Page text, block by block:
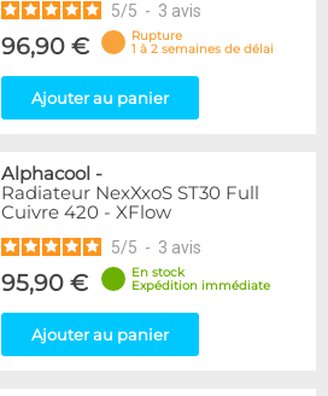
5/5 - 3 avis
96,90 €
Rupture
1 à 2 semaines de délai
Ajouter au panier
Alphacool -
Radiateur NexXxoS ST30 Full
Cuivre 420 - XFlow
5/5 - 3 avis
95,90 €
En stock
Expédition immédiate
Ajouter au panier